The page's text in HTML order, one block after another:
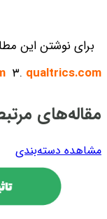
برای نوشتن این
۳. qualtrics.com
مقاله‌های
مشاهده دسته‌بندی